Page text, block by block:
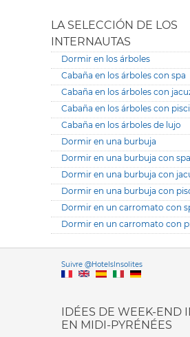
LA SELECCIÓN DE LOS
INTERNAUTAS
Dormir en los árboles
Cabaña en los árboles con spa
Cabaña en los árboles con
Cabaña en los árboles con
Cabaña en los árboles de lujo
Dormir en una burbuja
Dormir en una burbuja con spa
Dormir en una burbuja con
Dormir en una burbuja con
Dormir en un carromato con
Dormir en un carromato con
Suivre @HotelsInsolites
IDÉES DE WEEK-END
EN MIDI-PYRÉNÉES